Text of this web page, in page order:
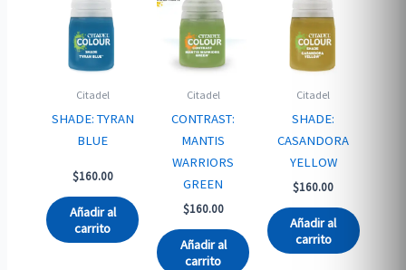
Citadel
SHADE: TYRAN
BLUE
$160.00
Añadir al
carrito
Citadel
CONTRAST:
MANTIS
WARRIORS
GREEN
$160.00
Añadir al
carrito
Citadel
SHADE:
CASANDORA
YELLOW
$160.00
Añadir al
carrito